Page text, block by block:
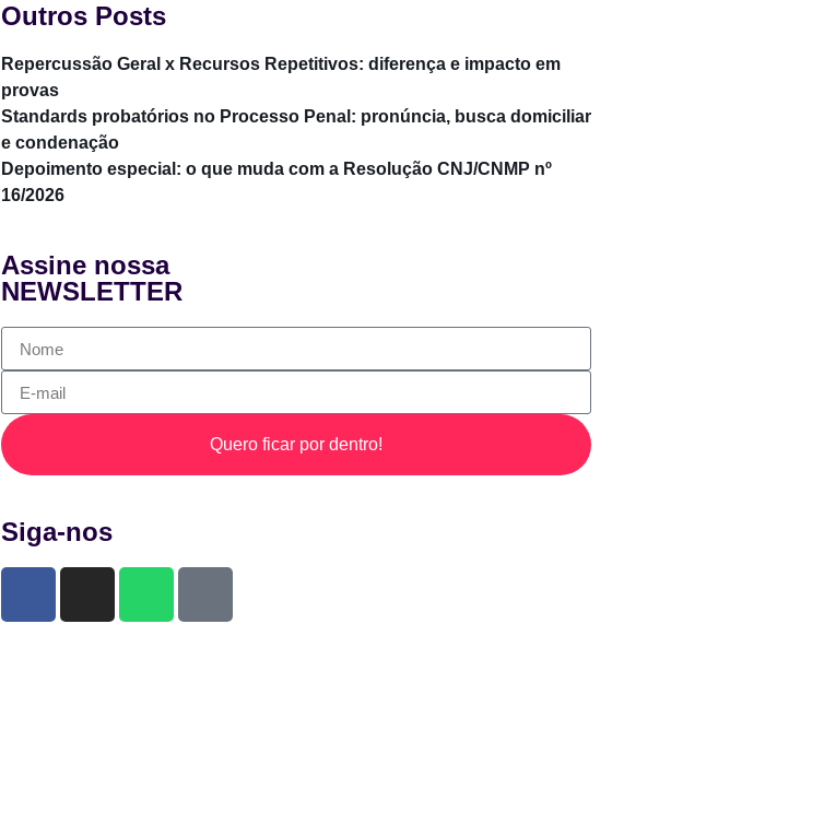
Outros Posts
Repercussão Geral x Recursos Repetitivos: diferença e impacto em
provas
Standards probatórios no Processo Penal: pronúncia, busca domiciliar
e condenação
Depoimento especial: o que muda com a Resolução CNJ/CNMP nº
16/2026
Assine nossa
NEWSLETTER
Quero ficar por dentro!
Siga-nos